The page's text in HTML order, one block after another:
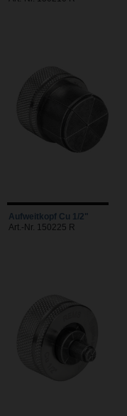
Aufweitkopf Cu 1/2"
Art.-Nr. 150225 R